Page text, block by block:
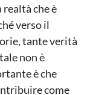
che è
verso il
tante verità
non è
è che
come